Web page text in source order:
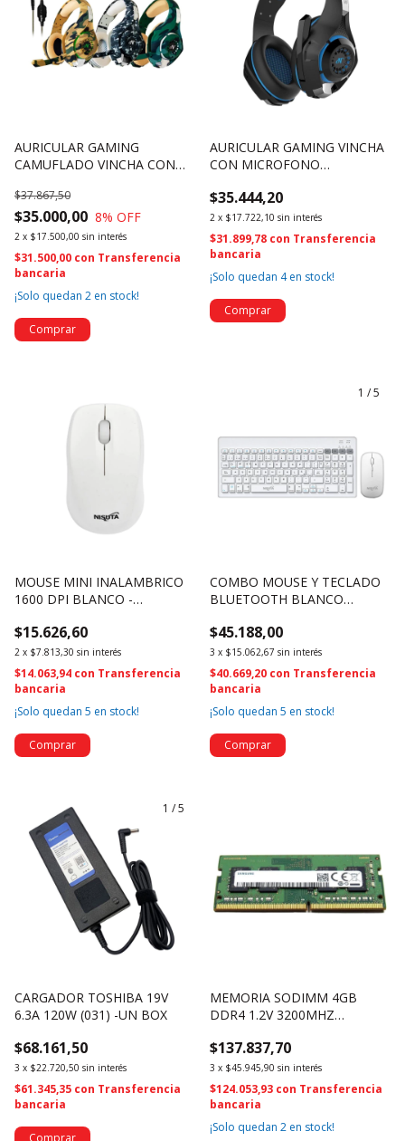
AURICULAR GAMING
CAMUFLADO VINCHA CON
NSAUG300C (4700)
$35.000,00
$37.867,50
8% OFF
2 x $17.500,00 sin interés
$31.500,00 con Transferencia
bancaria
¡Solo quedan 2 en stock!
AURICULAR GAMING VINCHA
CON MICROFONO
(4698)
$35.444,20
2 x $17.722,10 sin interés
$31.899,78 con Transferencia
bancaria
¡Solo quedan 4en stock!
MOUSE MINI INALAMBRICO
1600 DPI BLANCO -
$15.626,60
2 x $7.813,30 sin interés
$14.063,94 con Transferencia
bancaria
¡Solo quedan 5 en stock!
1 /5
COMBO MOUSE Y TECLADO
BLUETOOTH BLANCO
NSWI58COBW (4635)
$45.188,00
3 x $15.062,67 sin interés
$40.669,20 con Transferencia
bancaria
¡Solo quedan 5 en stock!
1 /5
CARGADOR TOSHIBA 19V
6.3A 120W (031) -UN BOX
$68.161,50
3 x $22.720,50 sin interés
$61.345,35 con Transferencia
bancaria
MEMORIA SODIMM 4GB
DDR4 1.2V 3200MHZ
$137.837,70
3 x $45.945,90 sin interés
$124.053,93 con Transferencia
bancaria
¡Solo quedan 2 en stock!